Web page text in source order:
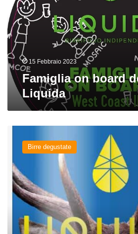
birrificio
Liquida
15 Febbraio 2023
Famiglia on board
Liquida
birrificio
Liquida
Birre degustate